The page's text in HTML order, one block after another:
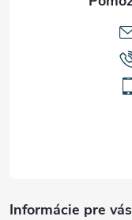
Informácie pre vás